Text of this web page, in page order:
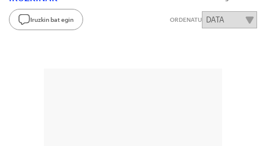
Iruzkin bat egin ORDENATU